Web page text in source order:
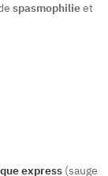
spasmophilieet
express (sauge